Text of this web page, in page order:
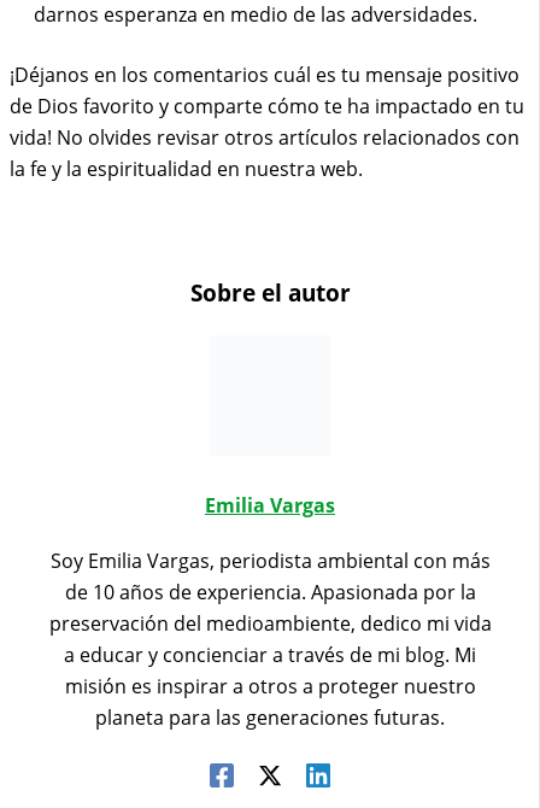
darnos esperanza en medio de las adversidades.
¡Déjanos en los comentarios cuál es tu mensaje positivo
de Dios favorito y comparte cómo te ha impactado en tu
vida! No olvides revisar otros artículos relacionados con
la fe y la espiritualidad en nuestra web.
Sobre el autor
Emilia Vargas
Soy Emilia Vargas, periodista ambiental con más
de 10 años de experiencia. Apasionada por la
preservación del medioambiente, dedico mi vida
a educar y concienciar a través de mi blog. Mi
misión es inspirar a otros a proteger nuestro
planeta para las generaciones futuras.